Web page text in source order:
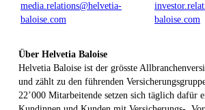
media.relations@helvetia-
baloise.com
baloise.com
Über Helvetia Baloise
Helvetia Baloise ist der grösste
und zählt zu den führenden
22’000 Mitarbeitende setzen sich täglich dafür